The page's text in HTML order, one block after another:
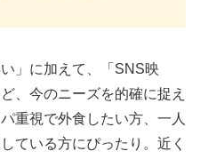
」に加えて、「SNS映
、今のニーズを的確に捉え
重視で外食したい方、一人
ている方にぴったり。近く